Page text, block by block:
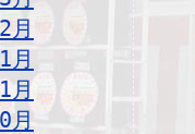
月
月
月
月